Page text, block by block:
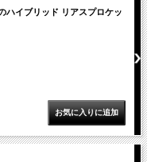
ハイブリッド リアスプロケッ